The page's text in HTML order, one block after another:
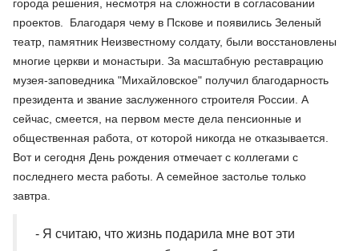
города решения, несмотря на сложности в согласовании
проектов. Благодаря чему в Пскове и появились Зеленый
театр, памятник Неизвестному солдату, были восстановлены
многие церкви и монастыри. За масштабную реставрацию
музея-заповедника "Михайловское" получил благодарность
президента и звание заслуженного строителя России. А
сейчас, смеется, на первом месте дела пенсионные и
общественная работа, от которой никогда не отказывается.
Вот и сегодня День рождения отмечает с коллегами с
последнего места работы. А семейное застолье только
завтра.
- Я считаю, что жизнь подарила мне вот эти